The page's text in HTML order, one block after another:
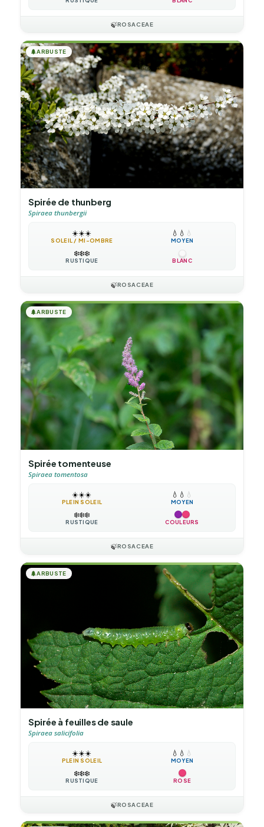
🍃ROSACEAE
🌲ARBUSTE
Spirée de thunberg
Spiraea thunbergii
☀️☀️☀️
SOLEIL / MI-OMBRE
💧 💧 💧
MOYEN
❄️❄️❄️
RUSTIQUE BLANC
🍃ROSACEAE
🌲ARBUSTE
Spirée tomenteuse
Spiraea tomentosa
☀️☀️☀️
PLEIN SOLEIL
💧 💧 💧
MOYEN
❄️❄️❄️
RUSTIQUE COULEURS
🍃ROSACEAE
🌲ARBUSTE
Spirée à feuilles de saule
Spiraea salicifolia
☀️☀️☀️
PLEIN SOLEIL
💧 💧 💧
MOYEN
❄️❄️❄️
RUSTIQUE ROSE
🍃ROSACEAE